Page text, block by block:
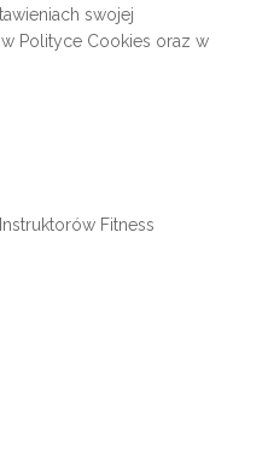
swojej
Polityce Cookies oraz w
Fitness